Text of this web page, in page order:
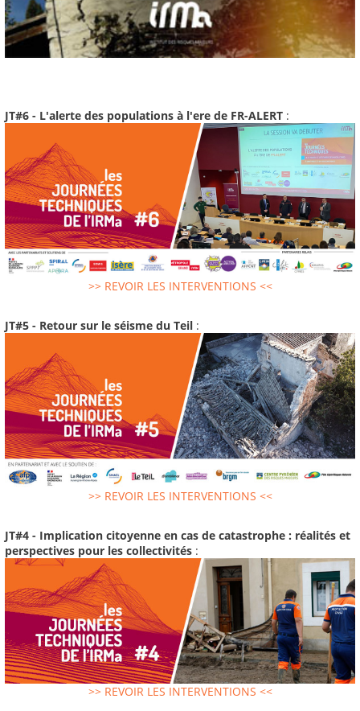
JT#6 - L'alerte des populations à l'ere de FR-ALERT :
>> REVOIR LES INTERVENTIONS <<
JT#5 - Retour sur le séisme du Teil :
>> REVOIR LES INTERVENTIONS <<
JT#4 - Implication citoyenne en cas de catastrophe : réalités et
perspectives pour les collectivités :
>> REVOIR LES INTERVENTIONS <<